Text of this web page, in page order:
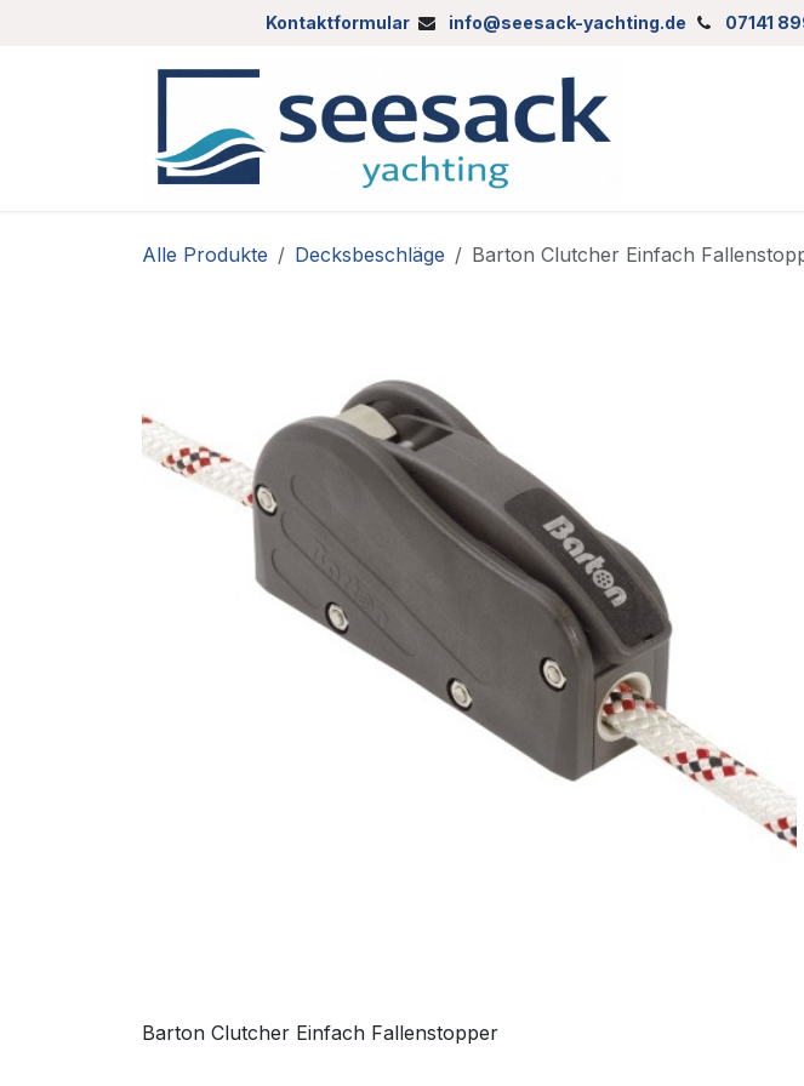
Kontaktformular info@seesack-yachting.de 07141
Alle Produkte Decksbeschläge Barton Clutcher Einfach
Barton Clutcher Einfach Fallenstopper